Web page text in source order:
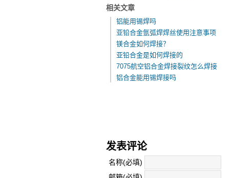
相关文章
铝能用锡焊吗
亚铅合金氩弧焊焊丝使用注意事项
镁合金如何焊接？
亚铅合金是如何焊接的
7075航空铝合金焊接裂纹怎么焊接
铝合金能用锡焊接吗
发表评论
名称(必填)